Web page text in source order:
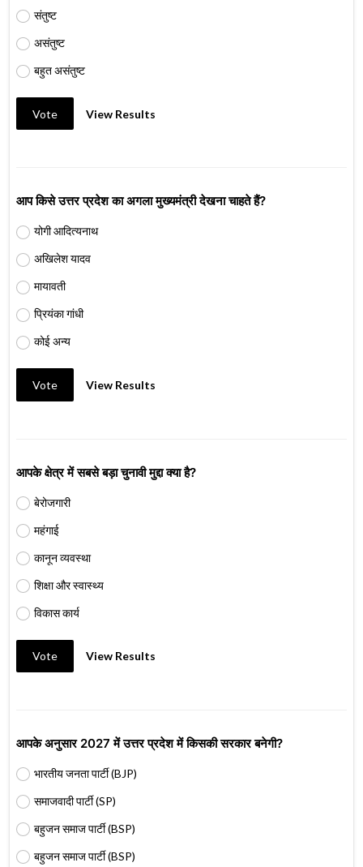
संतुष्ट
असंतुष्ट
बहुत असंतुष्ट
Vote View Results
आप किसे उत्तर प्रदेश का अगला मुख्यमंत्री देखना चाहते हैं?
योगी आदित्यनाथ
अखिलेश यादव
मायावती
प्रियंका गांधी
कोई अन्य
Vote View Results
आपके क्षेत्र में सबसे बड़ा चुनावी मुद्दा क्या है?
बेरोजगारी
महंगाई
कानून व्यवस्था
शिक्षा और स्वास्थ्य
विकास कार्य
Vote View Results
आपके अनुसार 2027 में उत्तर प्रदेश में किसकी सरकार बनेगी?
भारतीय जनता पार्टी (BJP)
समाजवादी पार्टी (SP)
बहुजन समाज पार्टी (BSP)
बहुजन समाज पार्टी (BSP)